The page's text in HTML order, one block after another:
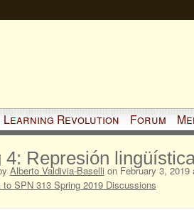
Learning Revolution Forum
4: Represión
Alberto Valdivia-Baselli on February 3, 2019
to SPN 313 Spring 2019 Discussions